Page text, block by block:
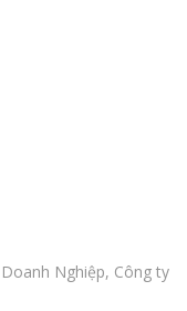
Nghiệp, Công ty